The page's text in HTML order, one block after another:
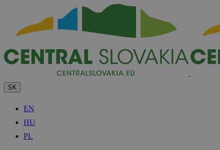
SK
EN
HU
PL